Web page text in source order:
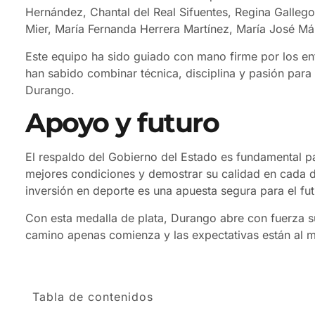
Hernández, Chantal del Real Sifuentes, Regina
Mier, María Fernanda Herrera Martínez, María José
Este equipo ha sido guiado con mano firme por los
han sabido combinar técnica, disciplina y pasión
Durango.
Apoyo y futuro
El respaldo del Gobierno del Estado es fundamental
mejores condiciones y demostrar su calidad en cada
inversión en deporte es una apuesta segura para el
Con esta medalla de plata, Durango abre con
camino apenas comienza y las expectativas están al
Tabla de contenidos